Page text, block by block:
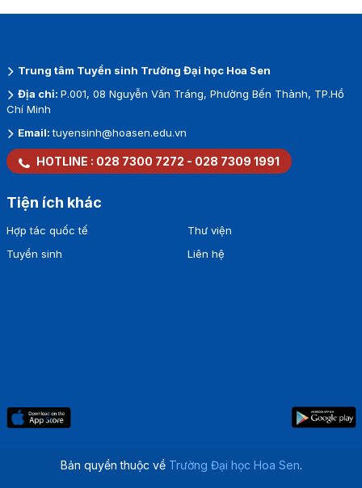
Trung tâm Tuyển sinh Trường Đại học Hoa Sen
Địa chỉ: P.001, 08 Nguyễn Văn Tráng, Phường Bến Thành, TP.Hồ
Chí Minh
Email:tuyensinh@hoasen.edu.vn
HOTLINE : 028 7300 7272 - 028 7309 1991
Tiện ích khác
Hợp tác quốc tế
Tuyển sinh
Thư viện
Liên hệ
Bản quyền thuộc về Trường Đại học Hoa Sen.